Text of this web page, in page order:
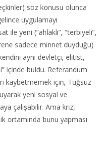
söz konusu olunca
uygulamayı
ile yeni (“ahlaklı”, “terbiyeli”,
sadece minnet duyduğu)
aynı devletçi, elitist,
içinde buldu. Referandum
kaybetmemek için, Tuğsuz
yeni sosyal ve
çalışabilir. Ama kriz,
ortamında bunu yapması